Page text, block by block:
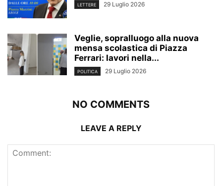
LETTERE 29 Luglio 2026
Veglie, sopralluogo alla nuova
mensa scolastica di Piazza
Ferrari: lavori nella...
POLITICA 29 Luglio 2026
NO COMMENTS
LEAVE A REPLY